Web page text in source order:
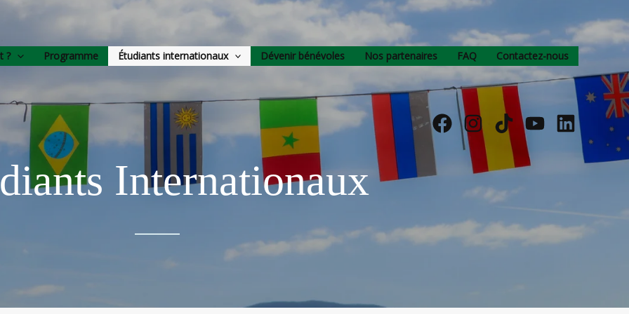
? Programme Étudiants internationaux Dévenir bénévoles Nos partenaires FAQ Contactez-nous
Internationaux